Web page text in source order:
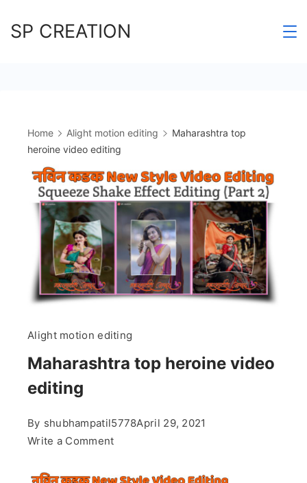
toSP CREATION
Home Alight motion editing
Maharashtra top
heroine video editing
Alight motion editing
Maharashtra top heroine video
editing
By shubhampatil5778April 29, 2021
Write a Commenton
top